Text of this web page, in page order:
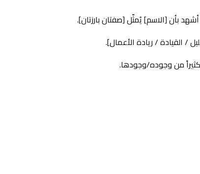
بأن [الاسم] يُمثّل [صفتان بارزتان].
/ القيادة / ريادة الأعمال].
من وجوده/وجودها.